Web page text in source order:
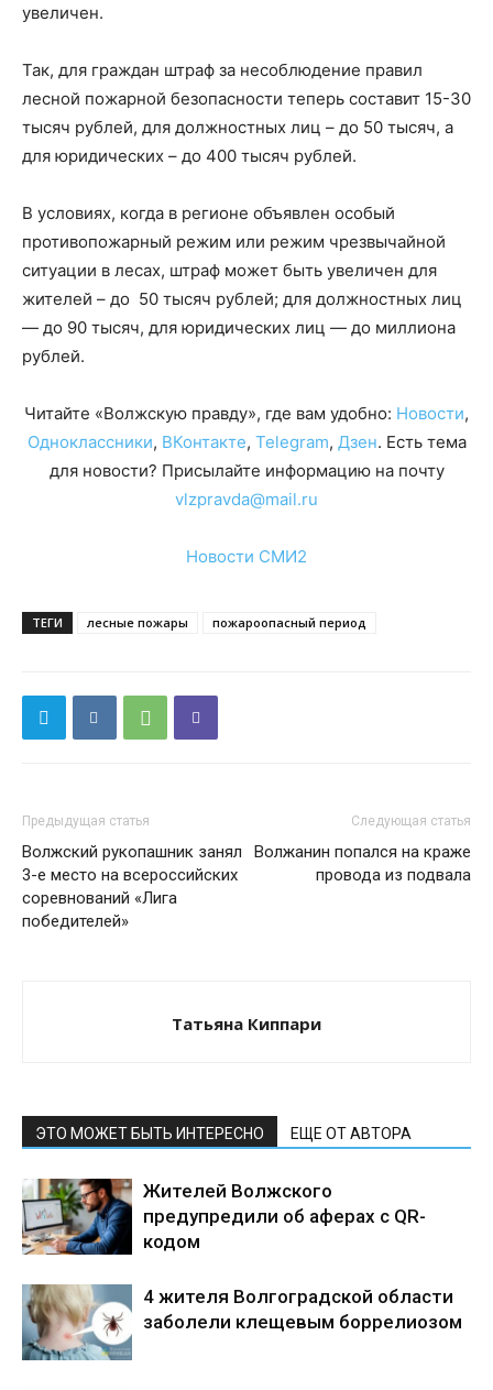
увеличен.
Так, для граждан штраф за несоблюдение правил
лесной пожарной безопасности теперь составит 15-30
тысяч рублей, для должностных лиц – до 50 тысяч, а
для юридических – до 400 тысяч рублей.
В условиях, когда в регионе объявлен особый
противопожарный режим или режим чрезвычайной
ситуации в лесах, штраф может быть увеличен для
жителей – до 50 тысяч рублей; для должностных лиц
— до 90 тысяч, для юридических лиц — до миллиона
рублей.
Читайте «Волжскую правду», где вам удобно: Новости,
Одноклассники, ВКонтакте, Telegram, Дзен. Есть тема
для новости? Присылайте информацию на почту
vlzpravda@mail.ru
Новости СМИ2
ТЕГИ лесные пожары пожароопасный период
Предыдущая статья
Волжский рукопашник занял
3-е место на всероссийских
соревнований «Лига
победителей»
Следующая статья
Волжанин попался на краже
провода из подвала
Татьяна Киппари
ЭТО МОЖЕТ БЫТЬ ИНТЕРЕСНО ЕЩЕ ОТ АВТОРА
Жителей Волжского
предупредили об аферах с QR-
кодом
4 жителя Волгоградской области
заболели клещевым боррелиозом